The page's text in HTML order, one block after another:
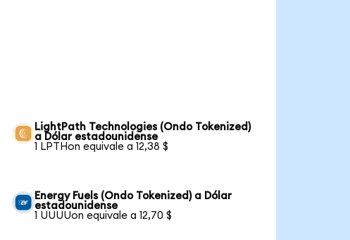
LightPath Technologies (Ondo Tokenized)
a Dólar estadounidense
1 LPTHon equivale a 12,38 $
Energy Fuels (Ondo Tokenized) a Dólar
estadounidense
1 UUUUon equivale a 12,70 $